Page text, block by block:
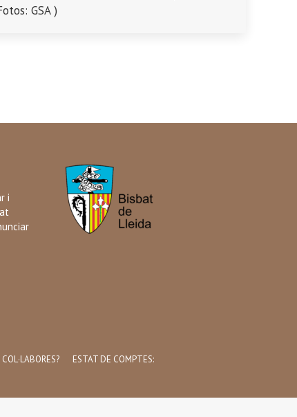
GSA )
i
COL·LABORES? ESTAT DE COMPTES: